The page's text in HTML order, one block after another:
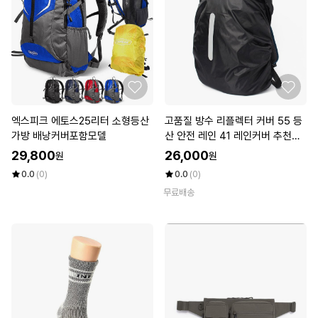
엑스피크 에토스25리터 소형등산
가방 배낭커버포함모델
29,800원
0.0 (0)
고품질 방수 리플렉터 커버 55 등
산 안전 레인 41 레인커버 추천
(WFKEOVG)
26,000원
0.0 (0)
무료배송